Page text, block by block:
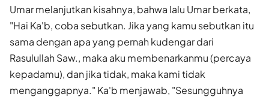
Umar melanjutkan kisahnya, bahwa lalu Umar berkata,
"Hai Ka'b, coba sebutkan. Jika yang kamu sebutkan itu
sama dengan apa yang pernah kudengar dari
Rasulullah Saw., maka aku membenarkanmu (percaya
kepadamu), dan jika tidak, maka kami tidak
menganggapnya." Ka'b menjawab, "Sesungguhnya